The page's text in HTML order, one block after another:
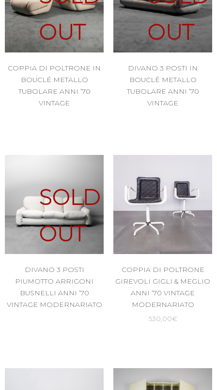
OUT
COPPIA DI POLTRONE IN
BOUCLÉ METALLO
TUBOLARE ANNI ’70
VINTAGE
OUT
DIVANO 3 POSTI IN
BOUCLÉ METALLO
TUBOLARE ANNI ’70
VINTAGE
SOLD
OUT
DIVANO 3 POSTI
PIUMOTTO ARRIGONI
BUSNELLI ANNI ’70
VINTAGE MODERNARIATO
COPPIA DI POLTRONE
GIREVOLI GIGLI & MEGLIO
ANNI ’70 VINTAGE
MODERNARIATO
530,00€